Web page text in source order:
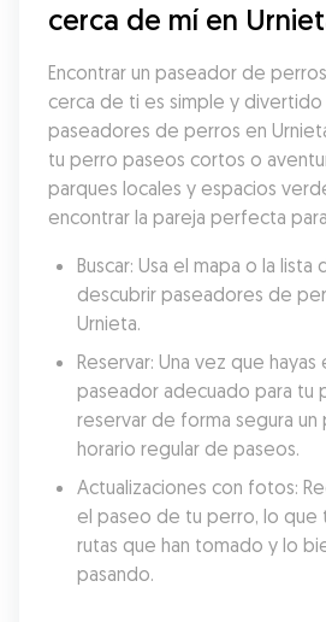
cerca de mí en
Encontrar un paseador de
cerca de ti es simple y
paseadores de perros en
tu perro paseos cortos o
parques locales y espacios
encontrar la pareja perfecta
Buscar: Usa el mapa o la
descubrir paseadores de
Urnieta.
Reservar: Una vez que
paseador adecuado para tu
reservar de forma segura un
horario regular de paseos.
Actualizaciones con fotos:
el paseo de tu perro, lo que
rutas que han tomado y lo
pasando.